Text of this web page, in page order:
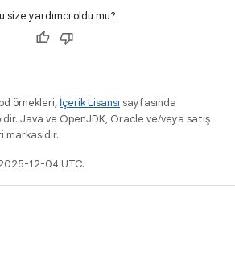
size yardımcı oldu mu?
örnekleri, İçerik Lisansı sayfasında
Java ve OpenJDK, Oracle ve/veya satış
12-04 UTC.